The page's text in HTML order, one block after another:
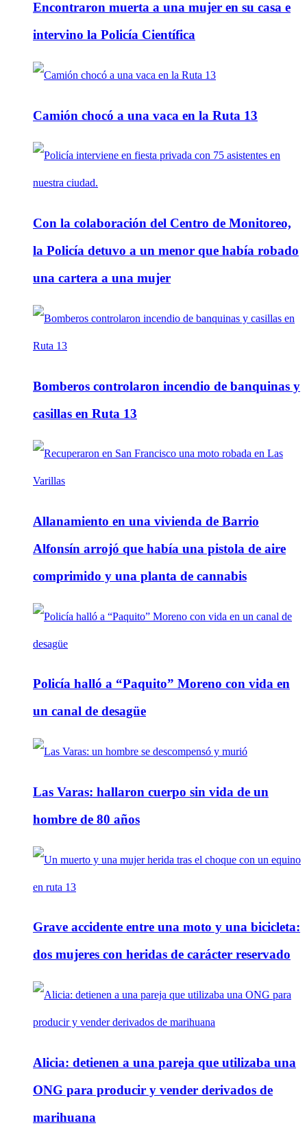
Encontraron muerta a una mujer en su casa e
intervino la Policía Científica
Camión chocó a una vaca en la Ruta 13
Con la colaboración del Centro de Monitoreo,
la Policía detuvo a un menor que había robado
una cartera a una mujer
Bomberos controlaron incendio de banquinas y
casillas en Ruta 13
Allanamiento en una vivienda de Barrio
Alfonsín arrojó que había una pistola de aire
comprimido y una planta de cannabis
Policía halló a “Paquito” Moreno con vida en
un canal de desagüe
Las Varas: hallaron cuerpo sin vida de un
hombre de 80 años
Grave accidente entre una moto y una bicicleta:
dos mujeres con heridas de carácter reservado
Alicia: detienen a una pareja que utilizaba una
ONG para producir y vender derivados de
marihuana